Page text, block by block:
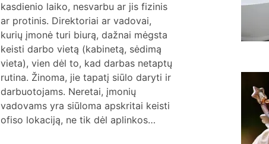
kasdienio laiko, nesvarbu ar jis fizinis
ar protinis. Direktoriai ar vadovai,
kurių įmonė turi biurą, dažnai mėgsta
keisti darbo vietą (kabinetą, sėdimą
vieta), vien dėl to, kad darbas netaptų
rutina. Žinoma, jie tapatį siūlo daryti ir
darbuotojams. Neretai, įmonių
vadovams yra siūloma apskritai keisti
ofiso lokaciją, ne tik dėl aplinkos…